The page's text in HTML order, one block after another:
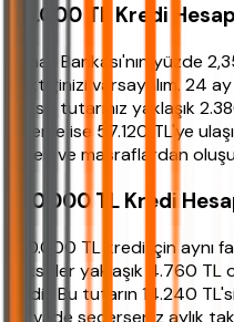
50.000 TL Kredi
Ziraat Bankası'nın yüzde
çektiğinizi varsayalım. 24
taksit tutarınız yaklaşık
ödeme ise 57.120 TL'ye
gideri ve masraflardan
100.000 TL Kredi
100.000 TL kredi için aynı
taksitler yaklaşık 4.760 TL
TL'dir. Bu tutarın 14.240
ay vade seçerseniz aylık